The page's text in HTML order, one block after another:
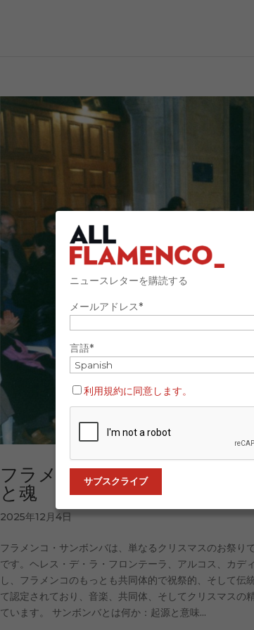
フラメンコ・サンボンバ：
と魂
2025年12月4日
フラメンコ・サンボンバは、単なるクリスマスのお祭
です。ヘレス・デ・ラ・フロンテーラ、アルコス、カ
し、フラメンコのもっとも共同体的で祝祭的、そして
て認定されており、音楽、共同体、そしてクリスマスの
ています。 サンボンバとは何か：起源と意味...
ニュースレターを購読する
メールアドレス*
言語*
利用規約に同意します。